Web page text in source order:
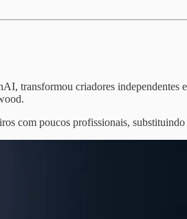
transformou criadores
com poucos profissionais,